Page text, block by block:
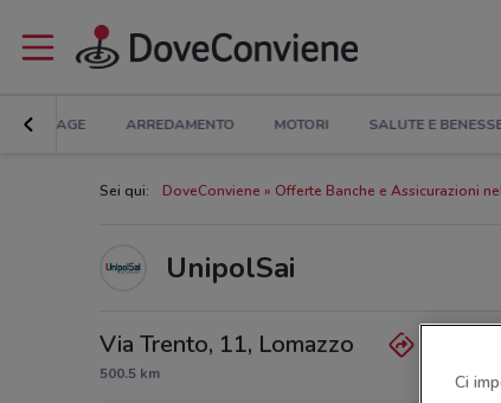
BRICOLAGE ARREDAMENTO MOTORI SALUTE E
Sei qui: DoveConviene Offerte Banche e Assicurazioni
UnipolSai
Via Trento, 11, Lomazzo
500.5 km Ci